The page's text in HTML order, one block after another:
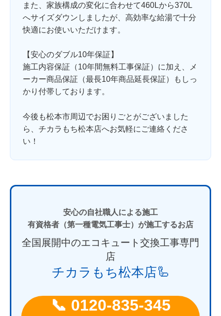
また、家族構成の変化に合わせて460Lから370L
へサイズダウンしましたが、高効率な給湯で十分
快適にお使いいただけます。
【安心のダブル10年保証】
施工内容保証（10年間無料工事保証）に加え、メ
ーカー商品保証（最長10年商品延長保証）もしっ
かり付帯しております。
今後も松本市周辺でお困りごとがございました
ら、チカラもち松本店へお気軽にご連絡くださ
い！
安心の自社職人による施工
有資格者（第一種電気工事士）が施工するお店
全国展開中のエコキュート交換工事専門
店
チカラもち松本店🦾
📞 0120-835-345